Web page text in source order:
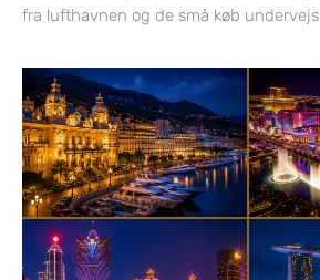
fra lufthavnen og de små køb undervejs